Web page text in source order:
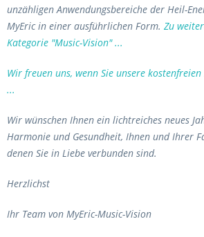
unzähligen Anwendungsbereiche der Heil-
MyEric in einer ausführlichen Form. Zu
Kategorie "Music-Vision" ...
Wir freuen uns, wenn Sie unsere
...
Wir wünschen Ihnen ein lichtreiches neues
Harmonie und Gesundheit, Ihnen und Ihrer
denen Sie in Liebe verbunden sind.
Herzlichst
Ihr Team von MyEric-Music-Vision